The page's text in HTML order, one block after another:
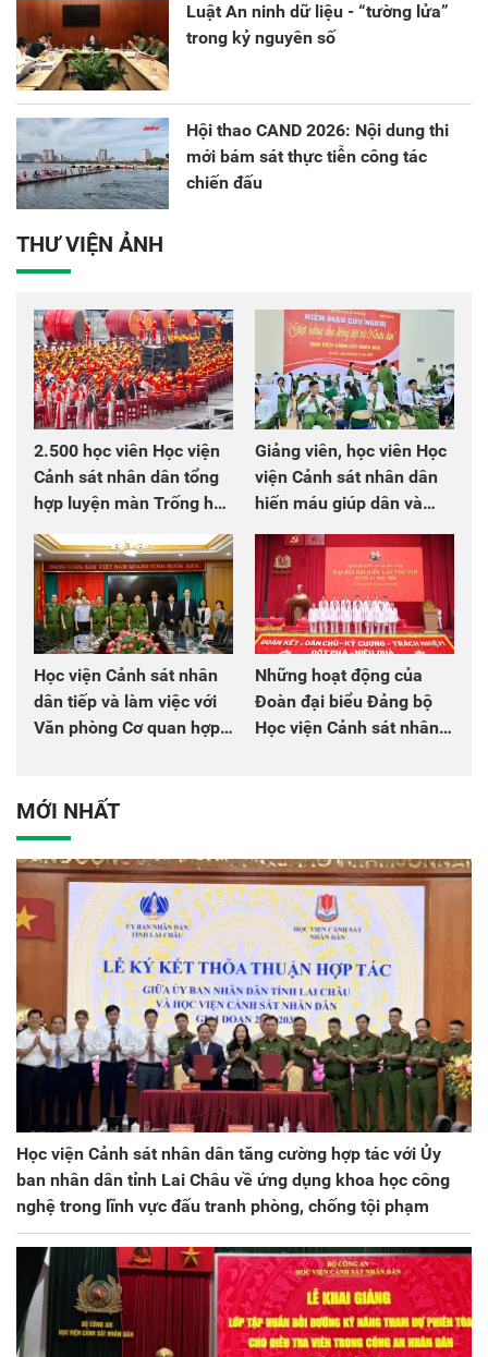
Luật An ninh dữ liệu - “tường lửa”
trong kỷ nguyên số
Hội thao CAND 2026: Nội dung thi
mới bám sát thực tiễn công tác
chiến đấu
THƯ VIỆN ẢNH
2.500 học viên Học viện
Cảnh sát nhân dân tổng
hợp luyện màn Trống hội
chào mừng Đại hội Đảng
Giảng viên, học viên Học
viện Cảnh sát nhân dân
hiến máu giúp dân và
đồng đội
Học viện Cảnh sát nhân
dân tiếp và làm việc với
Văn phòng Cơ quan hợp
Những hoạt động của
Đoàn đại biểu Đảng bộ
Học viện Cảnh sát nhân
MỚI NHẤT
Học viện Cảnh sát nhân dân tăng cường hợp tác với Ủy
ban nhân dân tỉnh Lai Châu về ứng dụng khoa học công
nghệ trong lĩnh vực đấu tranh phòng, chống tội phạm